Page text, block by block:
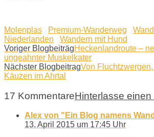
Molenplas Premium-Wanderweg
Niederlanden
Wandern mit Hund
Voriger BlogbeiträgHeckenlandroute –
ungeahnter Muskelkater
Nächster BlogbeitragVon
Käuzen im Ahrtal
17 KommentareHinterlasse
Alex von "Ein Blog namens
13. April 2015 um 17:45 Uhr